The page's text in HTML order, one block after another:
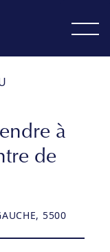
à
de
5500